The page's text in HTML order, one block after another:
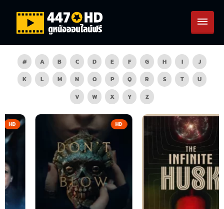
# A B C D E F G H I
J
K
L M N O P Q R S T
U
V
W X Y Z
HD HD